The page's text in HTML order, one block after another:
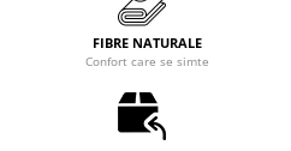
FIBRE NATURALE
Confort care se simte